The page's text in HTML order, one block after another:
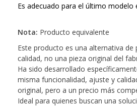
Es adecuado para el último modelo
Nota: Producto equivalente
Este producto es una alternativa de
calidad, no una pieza original del
Ha sido desarrollado
misma funcionalidad, ajuste y
original, pero a un precio más
Ideal para quienes buscan una